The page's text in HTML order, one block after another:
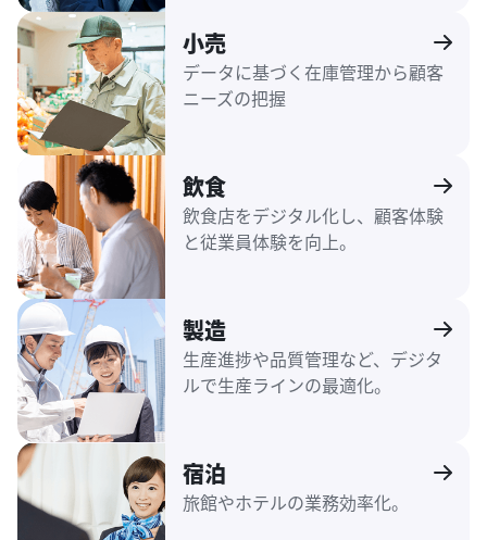
小売
データに基づく在庫管理から顧客
ニーズの把握
飲食
飲食店をデジタル化し、顧客体験
と従業員体験を向上。
製造
生産進捗や品質管理など、デジタ
ルで生産ラインの最適化。
宿泊
旅館やホテルの業務効率化。